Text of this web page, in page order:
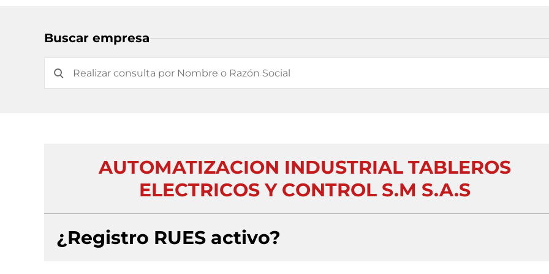
Buscar empresa
AUTOMATIZACION INDUSTRIAL TABLEROS
ELECTRICOS Y CONTROL S.M S.A.S
¿Registro RUES activo?